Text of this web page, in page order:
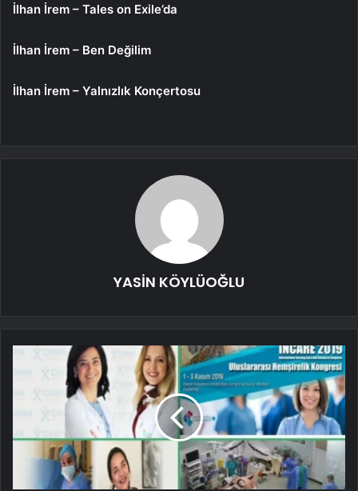
İlhan İrem – Tales on Exile’da
İlhan İrem – Ben Değilim
İlhan İrem – Yalnızlık Konçertosu
YASİN KÖYLÜOĞLU